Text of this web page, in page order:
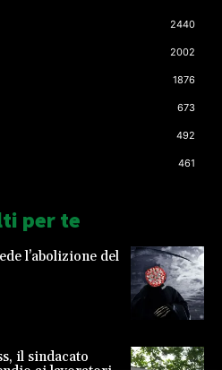
2440
2002
1876
673
492
461
per te
l’abolizione del
il sindacato